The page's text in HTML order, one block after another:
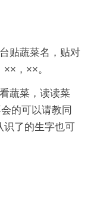
贴蔬菜名，贴对
，××。
蔬菜，读读菜
的可以请教同
识了的生字也可